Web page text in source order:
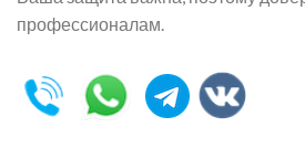
профессионалам.